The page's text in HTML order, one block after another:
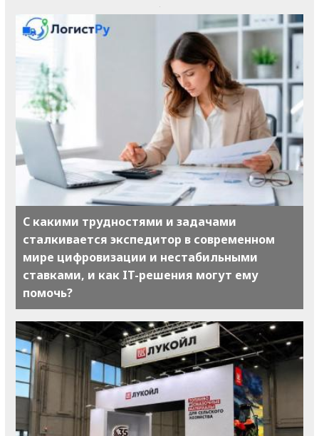
С какими трудностями и задачами
сталкивается экспедитор в современном
мире цифровизации и нестабильными
ставками, и как IT-решения могут ему
помочь?